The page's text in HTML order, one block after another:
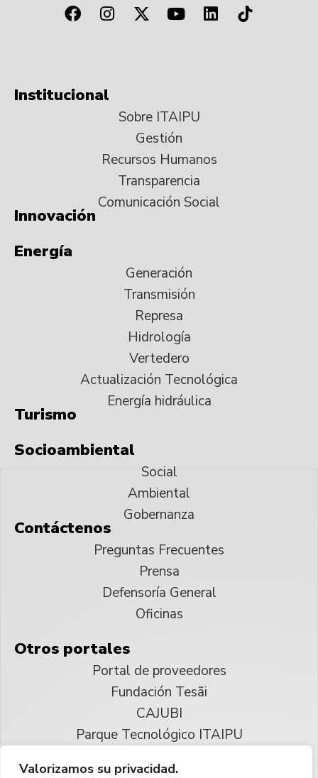
Valorizamos su privacidad.
Institucional
Sobre ITAIPU
Gestión
Recursos Humanos
Transparencia
Comunicación Social
Innovación
Energía
Generación
Transmisión
Represa
Hidrología
Vertedero
Actualización Tecnológica
Energía hidráulica
Turismo
Socioambiental
Social
Ambiental
Gobernanza
Contáctenos
Preguntas Frecuentes
Prensa
Defensoría General
Oficinas
Otros portales
Portal de proveedores
Fundación Tesãi
CAJUBI
Parque Tecnológico ITAIPU